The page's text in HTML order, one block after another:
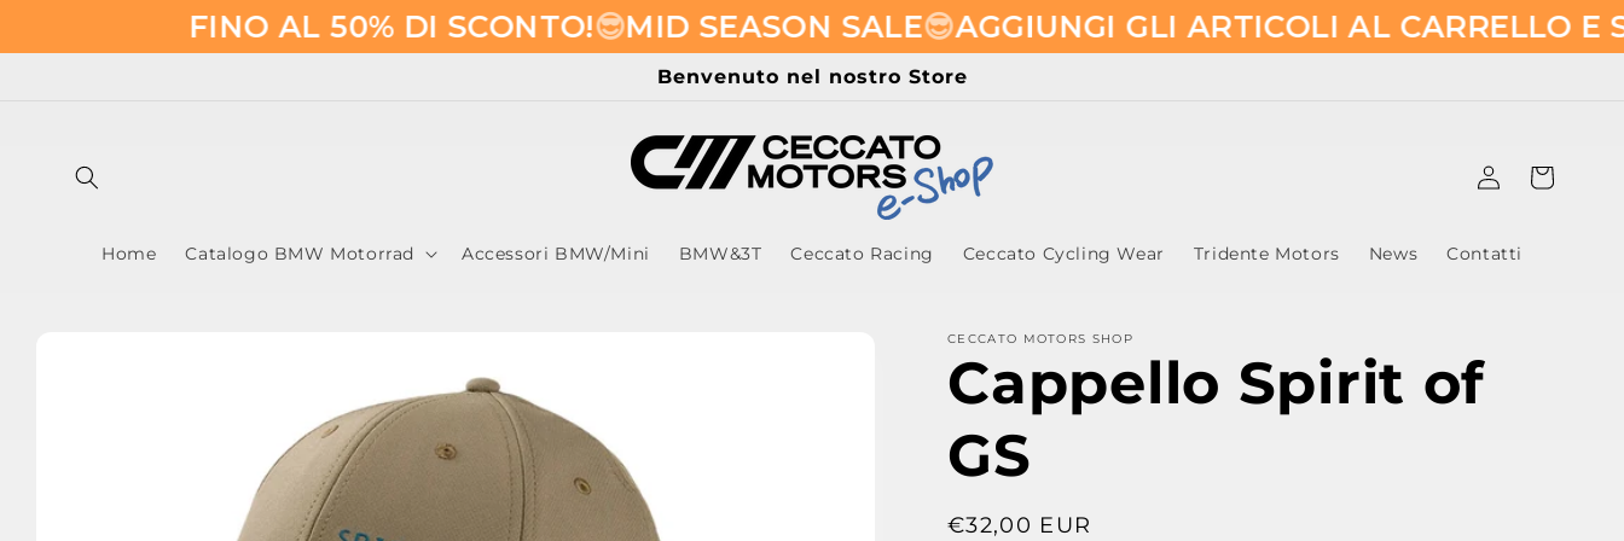
FINO AL 50% DI SCONTO!😎​MID SEASON SALE 😎​AGGIUNGI GLI ARTICOLI AL CARRELLO E
ai contenuti
Benvenuto nel nostro Store
Home Catalogo BMW Motorrad Accessori BMW/Mini BMW&3T Ceccato Racing Ceccato Cycling Wear Tridente Motors News Contatti
Accedi Carrello
CECCATO MOTORS SHOP
Cappello Spirit of
GS
Prezzo
€32,00 EUR